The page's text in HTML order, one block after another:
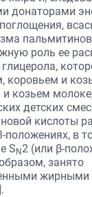
донаторами
роль ее
коровьем и
козьем
детских
кислоты
положениях, в
S N 2 (или β-
занято
жирными